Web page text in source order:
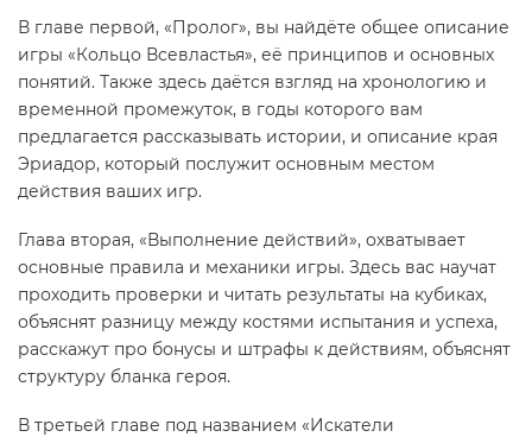
В главе первой, «Пролог», вы найдёте общее описание
игры «Кольцо Всевластья», её принципов и основных
понятий. Также здесь даётся взгляд на хронологию и
временной промежуток, в годы которого вам
предлагается рассказывать истории, и описание края
Эриадор, который послужит основным местом
действия ваших игр.
Глава вторая, «Выполнение действий», охватывает
основные правила и механики игры. Здесь вас научат
проходить проверки и читать результаты на кубиках,
объяснят разницу между костями испытания и успеха,
расскажут про бонусы и штрафы к действиям, объяснят
структуру бланка героя.
В третьей главе под названием «Искатели